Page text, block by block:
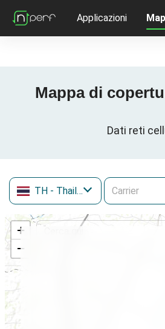
Applicazioni
Mappa di
Dati reti
TH - Thailandia
+
−